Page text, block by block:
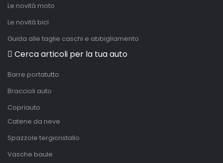
Le novità moto
Le novità bici
Guida alle taglie caschi e abbigliamento
Cerca articoli per la tua auto
Barre portatutto
Braccioli auto
Copriauto
Catene da neve
Spazzole tergicristallo
Vasche baule